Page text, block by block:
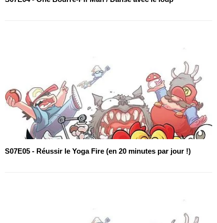
S07E05 - Réussir le Yoga Fire (en 20 minutes par jour !)